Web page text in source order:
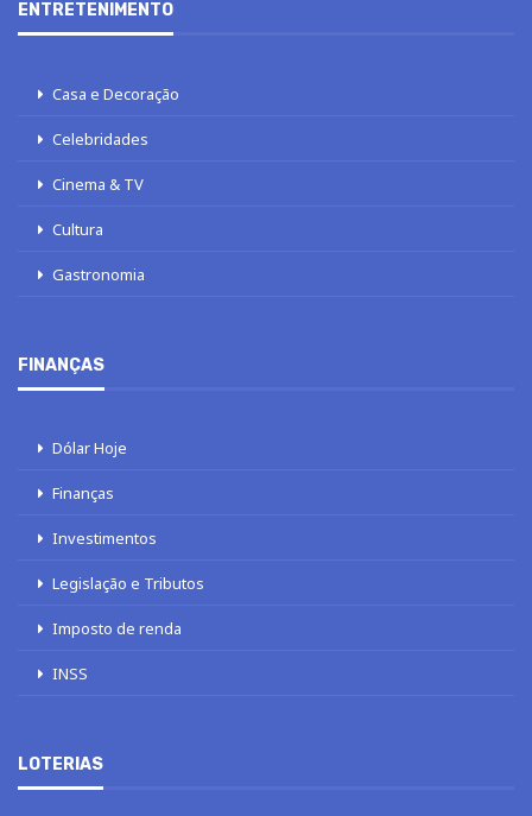
ENTRETENIMENTO
Casa e Decoração
Celebridades
Cinema & TV
Cultura
Gastronomia
FINANÇAS
Dólar Hoje
Finanças
Investimentos
Legislação e Tributos
Imposto de renda
INSS
LOTERIAS